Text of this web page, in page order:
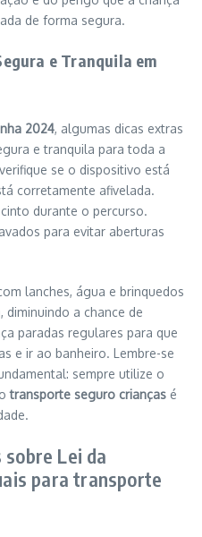
de forma segura.
e Tranquila em
2024, algumas dicas extras
e tranquila para toda a
se o dispositivo está
corretamente afivelada.
durante o percurso.
para evitar aberturas
lanches, água e brinquedos
diminuindo a chance de
paradas regulares para que
e ir ao banheiro. Lembre-se
sempre utilize o
otransporte seguro crianças é
Lei da
para transporte